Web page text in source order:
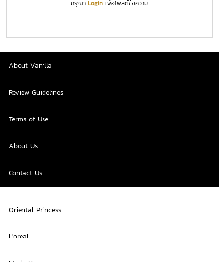
กรุณาLogin เพื่อโพสต์ข้อความ
About Vanilla
Review Guidelines
Terms of Use
About Us
Contact Us
Oriental Princess
L'oreal